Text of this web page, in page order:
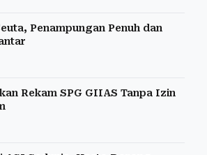
Penampungan Penuh dan
Rekam SPG GIIAS Tanpa Izin